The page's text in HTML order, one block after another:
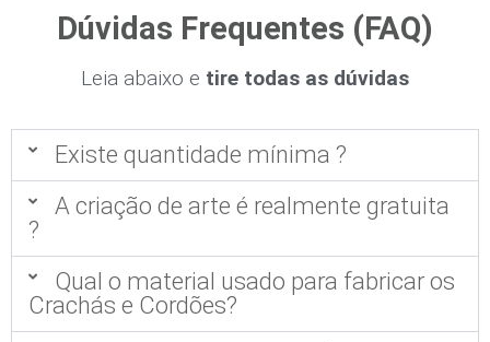
Dúvidas Frequentes (FAQ)
Leia abaixo e tire todas as dúvidas
Existe quantidade mínima ?
A criação de arte é realmente gratuita
?
Qual o material usado para fabricar os
Crachás e Cordões?